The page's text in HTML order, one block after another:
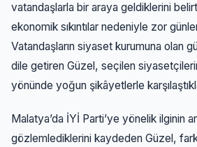
vatandaşlarla bir araya geldiklerini
ekonomik sıkıntılar nedeniyle zor
Vatandaşların siyaset kurumuna olan
dile getiren Güzel, seçilen
yönünde yoğun şikâyetlerle
Malatya’da İYİ Parti’ye yönelik ilginin
gözlemlediklerini kaydeden Güzel,